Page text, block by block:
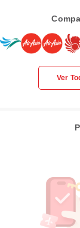
Ver